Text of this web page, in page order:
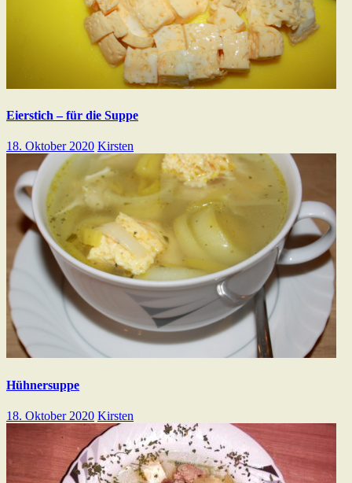
Eierstich – für die Suppe
18. Oktober 2020 Kirsten
Hühnersuppe
18. Oktober 2020 Kirsten